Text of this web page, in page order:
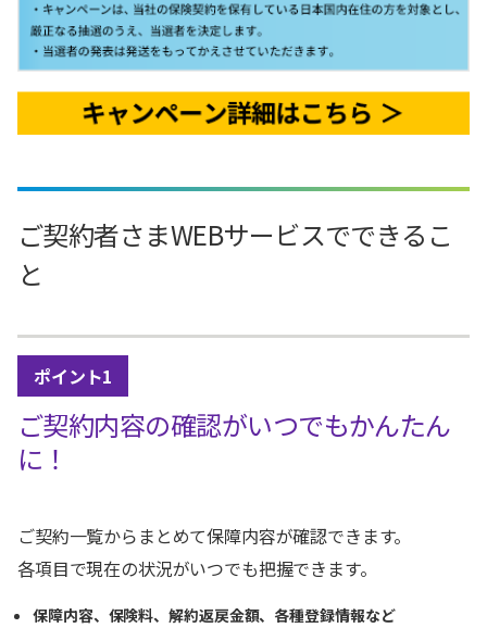
ご契約者さまWEBサービスでできるこ
と
ポイント1
ご契約内容の確認がいつでもかんたん
に！
ご契約一覧からまとめて保障内容が確認できます。
各項目で現在の状況がいつでも把握できます。
保障内容、保険料、解約返戻金額、各種登録情報など